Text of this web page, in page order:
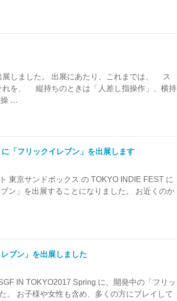
展しました。 出展にあたり、これまでは、 ス
れを、 縦持ちのときは「人差し指操作」、横持
操 …
「フリックイレブン」を出展します
東京サンドボックス の TOKYO INDIE FEST に
ン」を出展することになりました。 お近くのか
ブン」を出展しました
IN TOKYO2017 Spring に、開発中の「フリッ
。 お子様や女性も含め、多くの方にプレイして